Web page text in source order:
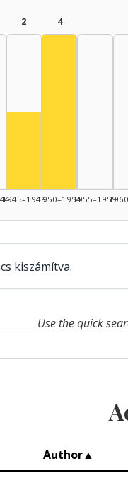
2
1945–1949
4
1950–19541955–1959
kiszámítva.
Use the quick
Author▲